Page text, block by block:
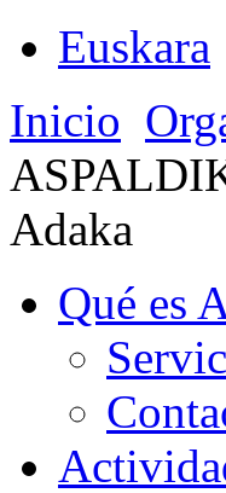
Euskara
Inicio
Adaka
Qué es